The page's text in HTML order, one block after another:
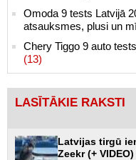
Omoda 9 tests Latvijā
atsauksmes, plusi un
Chery Tiggo 9 auto
(13)
LASĪTĀKIE RAKSTI
Latvijas tirgū
Zeekr (+ VIDEO)